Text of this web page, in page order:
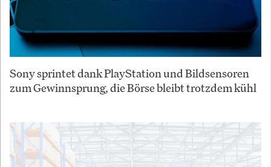
Sony sprintet dank PlayStation und Bildsensoren
zum Gewinnsprung, die Börse bleibt trotzdem kühl